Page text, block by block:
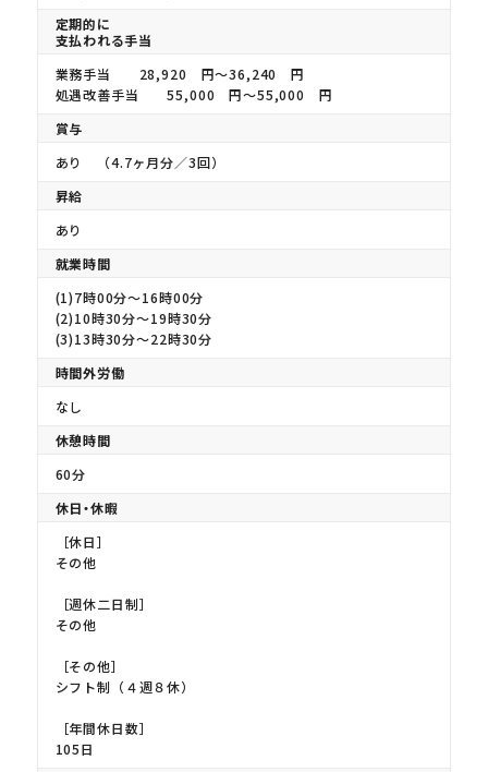
定期的に
支払われる手当
業務手当 28,920 円〜36,240 円
処遇改善手当 55,000 円〜55,000 円
賞与
あり （4.7ヶ月分／3回）
昇給
あり
就業時間
(1)7時00分〜16時00分
(2)10時30分〜19時30分
(3)13時30分〜22時30分
時間外労働
なし
休憩時間
60分
休日・休暇
［休日］
その他
［週休二日制］
その他
［その他］
シフト制（４週８休）
［年間休日数］
105日